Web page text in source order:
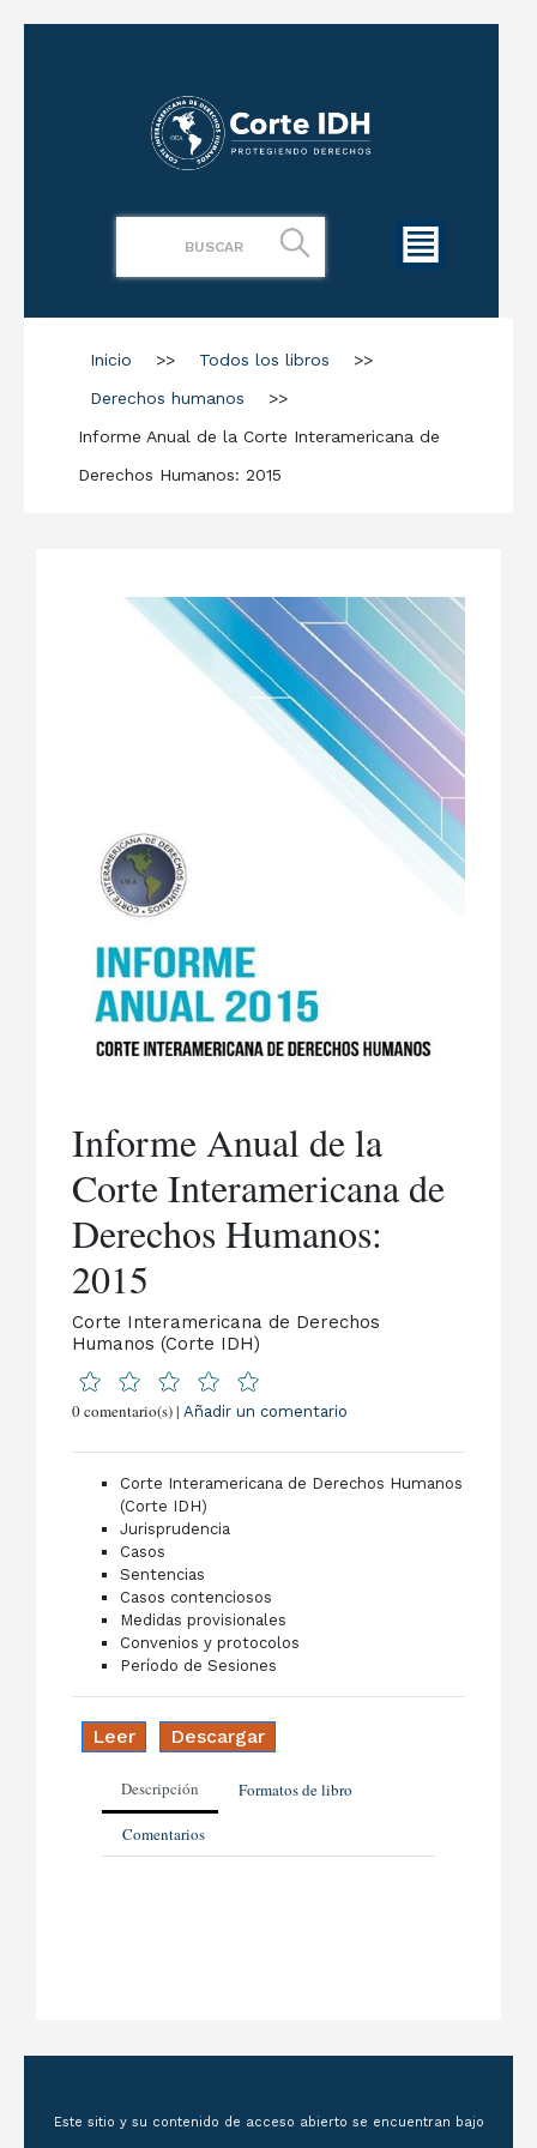
Inicio >> Todos los libros
>>
Derechos humanos
>>
Informe Anual de la Corte Interamericana de
Derechos Humanos: 2015
Informe Anual de la
Corte Interamericana de
Derechos Humanos:
2015
Corte Interamericana de Derechos
Humanos (Corte IDH)
0 comentario(s) |Añadir un comentario
Corte Interamericana de Derechos Humanos
(Corte IDH)
Jurisprudencia
Casos
Sentencias
Casos contenciosos
Medidas provisionales
Convenios y protocolos
Período de Sesiones
Leer Descargar
Descripción Formatos de libro
Comentarios
Este sitio y su contenido de acceso abierto se encuentran bajo